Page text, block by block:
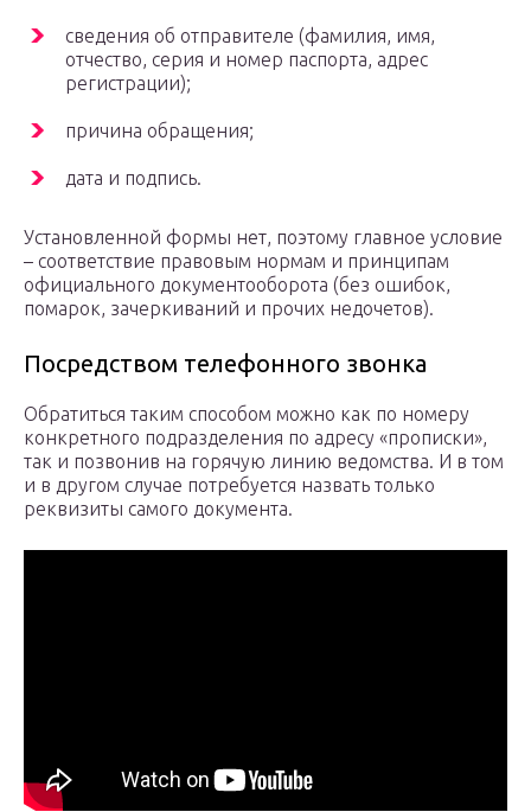
сведения об отправителе (фамилия, имя,
отчество, серия и номер паспорта, адрес
регистрации);
причина обращения;
дата и подпись.
Установленной формы нет, поэтому главное условие
– соответствие правовым нормам и принципам
официального документооборота (без ошибок,
помарок, зачеркиваний и прочих недочетов).
Посредством телефонного звонка
Обратиться таким способом можно как по номеру
конкретного подразделения по адресу «прописки»,
так и позвонив на горячую линию ведомства. И в том
и в другом случае потребуется назвать только
реквизиты самого документа.